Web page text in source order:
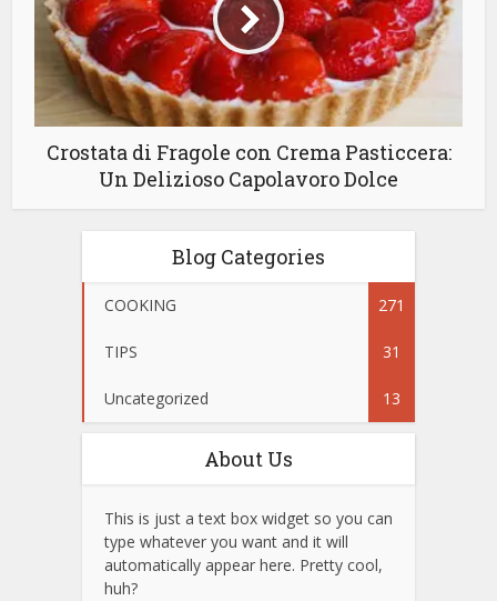
Crostata di Fragole con Crema Pasticcera:
Un Delizioso Capolavoro Dolce
Blog Categories
COOKING 271
TIPS 31
Uncategorized 13
About Us
This is just a text box widget so you can
type whatever you want and it will
automatically appear here. Pretty cool,
huh?